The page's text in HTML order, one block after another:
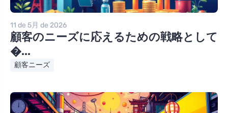
11 de 5月 de 2026
顧客のニーズに応えるための戦略として
�...
顧客ニーズ